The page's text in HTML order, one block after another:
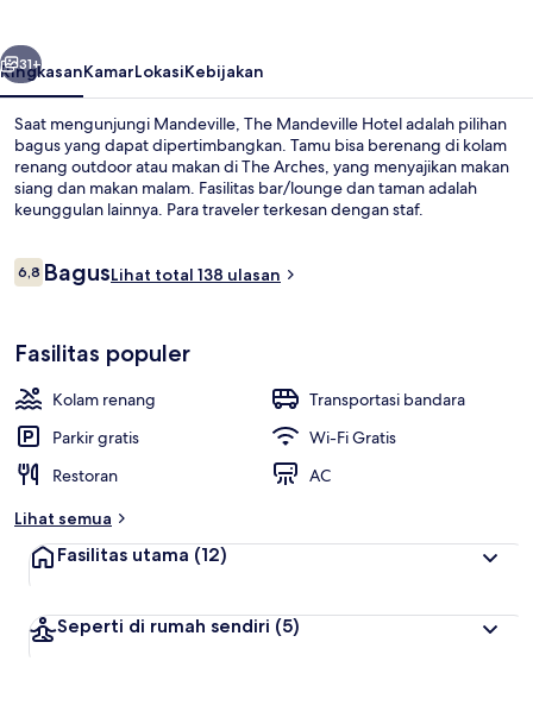
Berikutnya
31+
RingkasanKamarLokasiKebijakan
Saat mengunjungi Mandeville, The Mandeville Hotel adalah pilihan
bagus yang dapat dipertimbangkan. Tamu bisa berenang di kolam
renang outdoor atau makan di The Arches, yang menyajikan makan
siang dan makan malam. Fasilitas bar/lounge dan taman adalah
keunggulan lainnya. Para traveler terkesan dengan staf.
Ulasan
6,86,8 dari 10
BagusLihat total 138 ulasan
Fasilitas populer
Kolam renang
Transportasi bandara
Parkir gratis
Wi-Fi Gratis
Restoran
AC
Lihat semua
Fasilitas utama (12)
Seperti di rumah sendiri (5)